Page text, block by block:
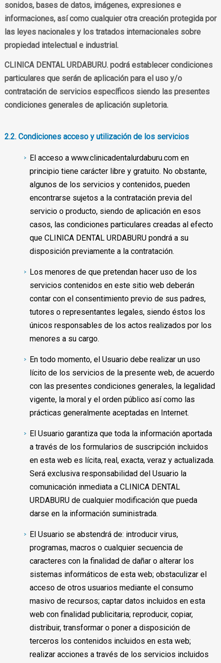
sonidos, bases de datos, imágenes, expresiones e
informaciones, así como cualquier otra creación protegida por
las leyes nacionales y los tratados internacionales sobre
propiedad intelectual e industrial.
CLINICA DENTAL URDABURU. podrá establecer condiciones
particulares que serán de aplicación para el uso y/o
contratación de servicios específicos siendo las presentes
condiciones generales de aplicación supletoria.
2.2. Condiciones acceso y utilización de los servicios
El acceso a www.clinicadentalurdaburu.com en
principio tiene carácter libre y gratuito. No obstante,
algunos de los servicios y contenidos, pueden
encontrarse sujetos a la contratación previa del
servicio o producto, siendo de aplicación en esos
casos, las condiciones particulares creadas al efecto
que CLINICA DENTAL URDABURU pondrá a su
disposición previamente a la contratación.
Los menores de que pretendan hacer uso de los
servicios contenidos en este sitio web deberán
contar con el consentimiento previo de sus padres,
tutores o representantes legales, siendo éstos los
únicos responsables de los actos realizados por los
menores a su cargo.
En todo momento, el Usuario debe realizar un uso
lícito de los servicios de la presente web, de acuerdo
con las presentes condiciones generales, la legalidad
vigente, la moral y el orden público así como las
prácticas generalmente aceptadas en Internet.
El Usuario garantiza que toda la información aportada
a través de los formularios de suscripción incluidos
en esta web es lícita, real, exacta, veraz y actualizada.
Será exclusiva responsabilidad del Usuario la
comunicación inmediata a CLINICA DENTAL
URDABURU de cualquier modificación que pueda
darse en la información suministrada.
El Usuario se abstendrá de: introducir virus,
programas, macros o cualquier secuencia de
caracteres con la finalidad de dañar o alterar los
sistemas informáticos de esta web; obstaculizar el
acceso de otros usuarios mediante el consumo
masivo de recursos; captar datos incluidos en esta
web con finalidad publicitaria; reproducir, copiar,
distribuir, transformar o poner a disposición de
terceros los contenidos incluidos en esta web;
realizar acciones a través de los servicios incluidos